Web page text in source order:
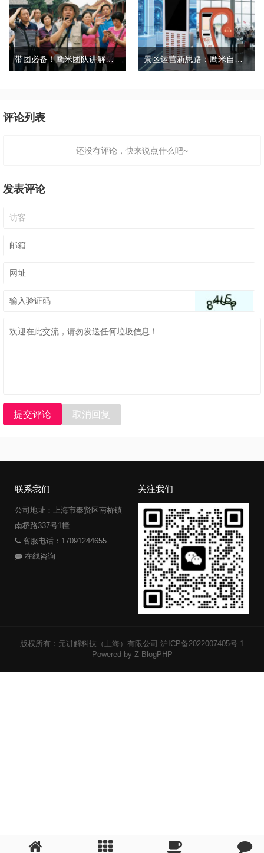
带团必备！鹰米团队讲解器，防串音 + 易管理双在线
评论列表
还没有评论，快来说点什么吧~
发表评论
提交评论 取消回复
联系我们
公司地址：上海市奉贤区南桥镇
南桥路337号1幢
客服电话：17091244655
在线咨询
关注我们
版权所有：元讲解科技（上海）有限公司 沪ICP备2022007405号-1
Powered by Z-BlogPHP